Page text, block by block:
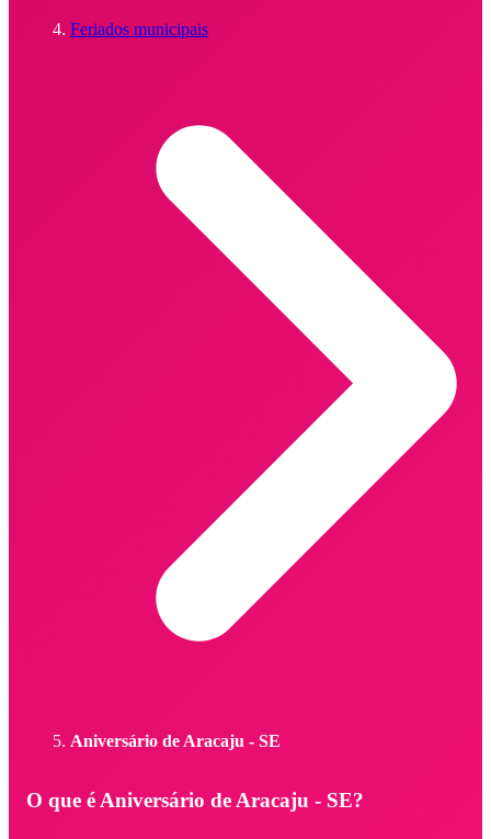
Feriados municipais
Aniversário de Aracaju - SE
O que é Aniversário de Aracaju - SE?